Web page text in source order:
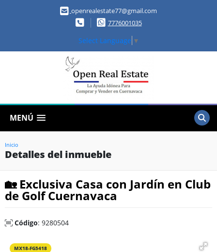
openrealestate77@gmail.com
7776001035
Select Language ▼
MENÚ
Inicio
Detalles del inmueble
🏡 Exclusiva Casa con Jardín en Club
de Golf Cuernavaca
Código: 9280504
MX18-FG5418